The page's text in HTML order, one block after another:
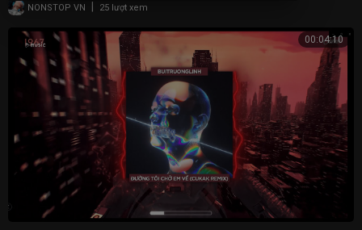
NONSTOP VN 25 lượt xem
00:04:10